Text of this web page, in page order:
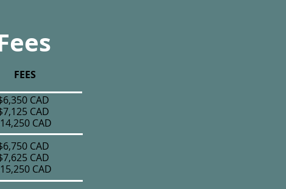
CAD
CAD
CAD
CAD
CAD
CAD
FEES